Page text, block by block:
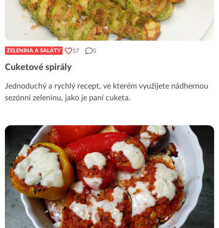
ZELENINA A SALÁTY 37 5
Cuketové spirály
Jednoduchý a rychlý recept, ve kterém využijete nádhernou
sezónní zeleninu, jako je paní cuketa.